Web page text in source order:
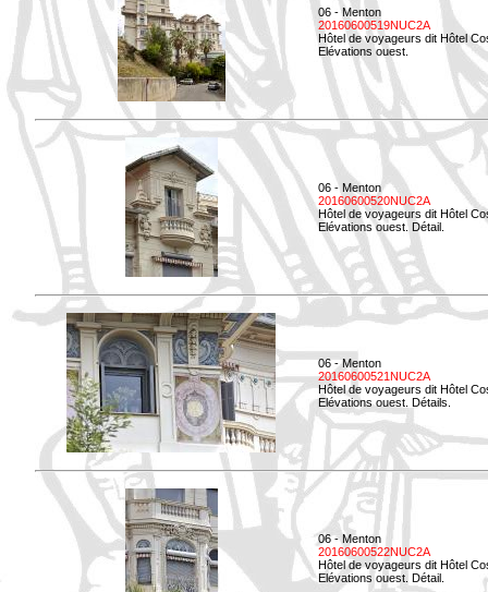
06 - Menton
20160600519NUC2A
Hôtel de voyageurs dit Hôtel
Elévations ouest.
06 - Menton
20160600520NUC2A
Hôtel de voyageurs dit Hôtel
Elévations ouest. Détail.
06 - Menton
20160600521NUC2A
Hôtel de voyageurs dit Hôtel
Elévations ouest. Détails.
06 - Menton
20160600522NUC2A
Hôtel de voyageurs dit Hôtel
Elévations ouest. Détail.